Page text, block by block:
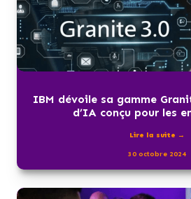
IBM dévoile sa gamme
d’IA conçu pour les
Lire la suite →
30 octobre 2024